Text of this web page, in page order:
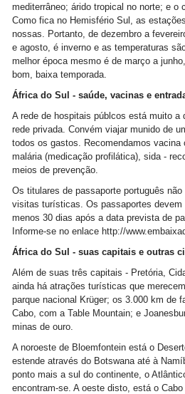
mediterrâneo; árido tropical no norte; e o
Como fica no Hemisfério Sul, as
nossas. Portanto, de dezembro a
e agosto, é inverno e as temperaturas
melhor época mesmo é de março a
bom, baixa temporada.
África do Sul - saúde, vacinas e
A rede de hospitais públcos está muito a
rede privada. Convém viajar munido de
todos os gastos. Recomendamos vacina
malária (medicação profilática), sida -
meios de prevenção.
Os titulares de passaporte português
visitas turísticas. Os passaportes devem
menos 30 dias após a data prevista de
Informe-se no enlace http://
África do Sul - suas capitais e outras
Além de suas três capitais - Pretória,
ainda há atrações turísticas que
parque nacional Krüger; os 3.000 km de
Cabo, com a Table Mountain; e
minas de ouro.
A noroeste de Bloemfontein está o
estende através do Botswana até à
ponto mais a sul do continente, o
encontram-se. A oeste disto, está o Cabo